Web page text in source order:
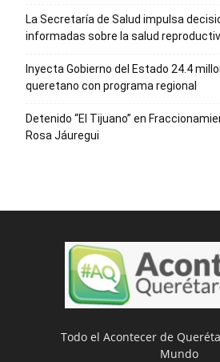
La Secretaría de Salud impulsa
informadas sobre la salud
Inyecta Gobierno del Estado 24.4
queretano con programa regional
Detenido “El Tijuano” en
Rosa Jáuregui
Todo el Acontecer de
Mundo